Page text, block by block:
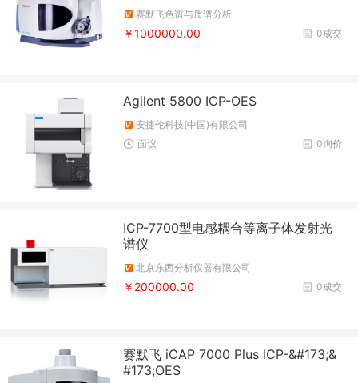
赛默飞色谱与质谱分析
0成交
￥1000000.00
Agilent 5800 ICP-OES
安捷伦科技(中国)有限公司
0询价
面议
ICP-7700型电感耦合等离子体发射光
谱仪
北京东西分析仪器有限公司
0成交
￥200000.00
赛默飞 iCAP 7000 Plus ICP-&#173;&
#173;OES